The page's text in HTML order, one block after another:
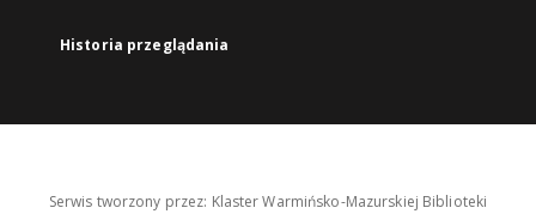
Historia przeglądania
Serwis tworzony przez: Klaster Warmińsko-Mazurskiej Biblioteki